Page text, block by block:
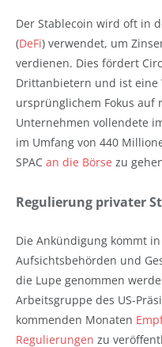
Der Stablecoin wird oft in
(DeFi) verwendet, um
verdienen. Dies fördert
Drittanbietern und ist eine
ursprünglichem Fokus auf
Unternehmen vollendete
im Umfang von 440
SPAC an die Börse zu
Regulierung privater
Die Ankündigung kommt
Aufsichtsbehörden und
die Lupe genommen
Arbeitsgruppe des US-
kommenden Monaten
Regulierungen zu